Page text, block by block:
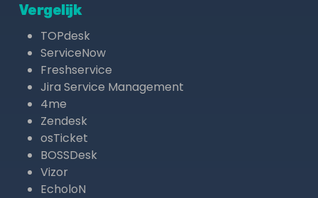
Vergelijk
TOPdesk
ServiceNow
Freshservice
Jira Service Management
4me
Zendesk
osTicket
BOSSDesk
Vizor
EcholoN